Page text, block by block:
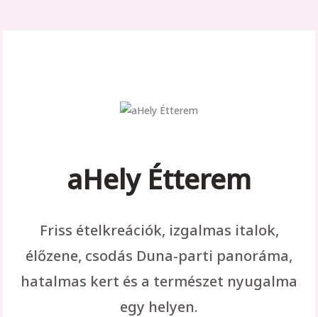
aHely Étterem
Friss ételkreációk, izgalmas italok,
élőzene, csodás Duna-parti panoráma,
hatalmas kert és a természet nyugalma
egy helyen.